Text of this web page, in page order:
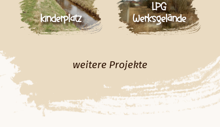
kinderplatz
LPG
Werksgelände
weitere Projekte